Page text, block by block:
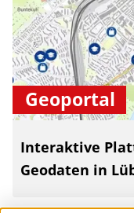
Geoportal
Interaktive
Geodaten in